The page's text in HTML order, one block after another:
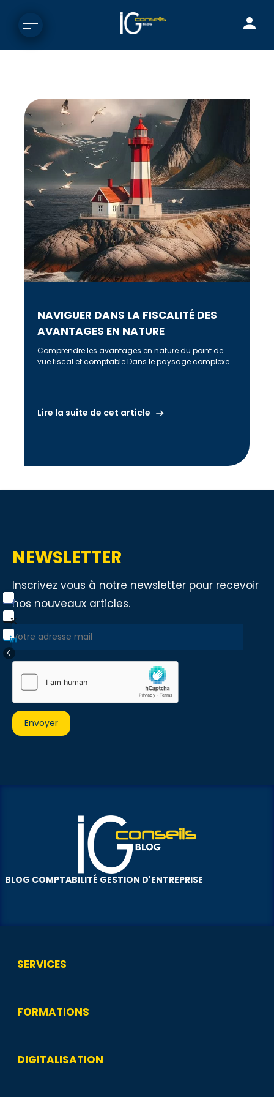
NAVIGUER DANS LA FISCALITÉ DES
AVANTAGES EN NATURE
Comprendre les avantages en nature du point de
vue fiscal et comptable Dans le paysage complexe
Lire la suite de cet article
NEWSLETTER
Inscrivez vous à notre newsletter pour recevoir
nos nouveaux articles.
BLOG COMPTABILITÉ GESTION D'ENTREPRISE
SERVICES
FORMATIONS
DIGITALISATION